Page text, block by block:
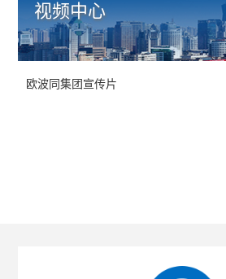
视频中心
欧波同集团宣传片